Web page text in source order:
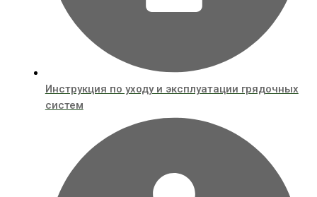
Инструкция по уходу и эксплуатации грядочных
систем